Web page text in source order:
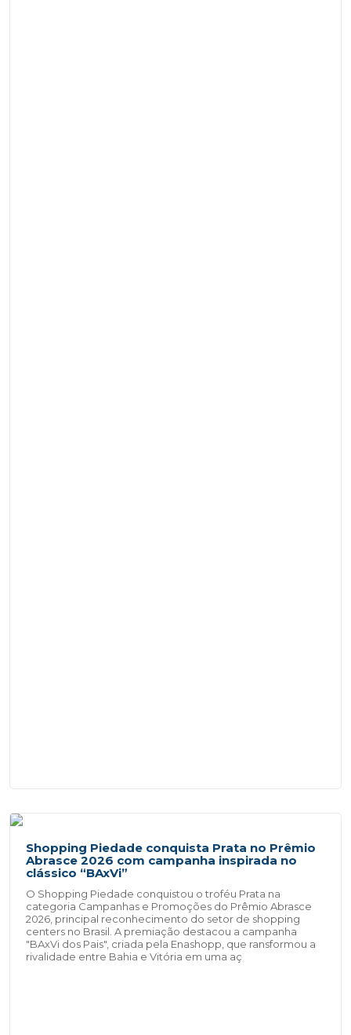
Shopping Piedade conquista Prata no Prêmio
Abrasce 2026 com campanha inspirada no
clássico “BAxVi”
O Shopping Piedade conquistou o troféu Prata na
categoria Campanhas e Promoções do Prêmio Abrasce
2026, principal reconhecimento do setor de shopping
centers no Brasil. A premiação destacou a campanha
"BAxVi dos Pais", criada pela Enashopp, que ransformou a
rivalidade entre Bahia e Vitória em uma aç